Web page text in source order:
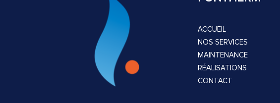
ACCUEIL
NOS SERVICES
MAINTENANCE
RÉALISATIONS
CONTACT